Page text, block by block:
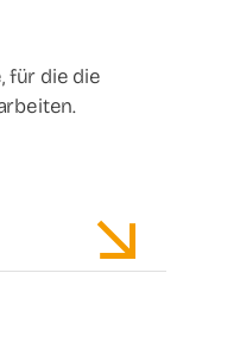
für die die